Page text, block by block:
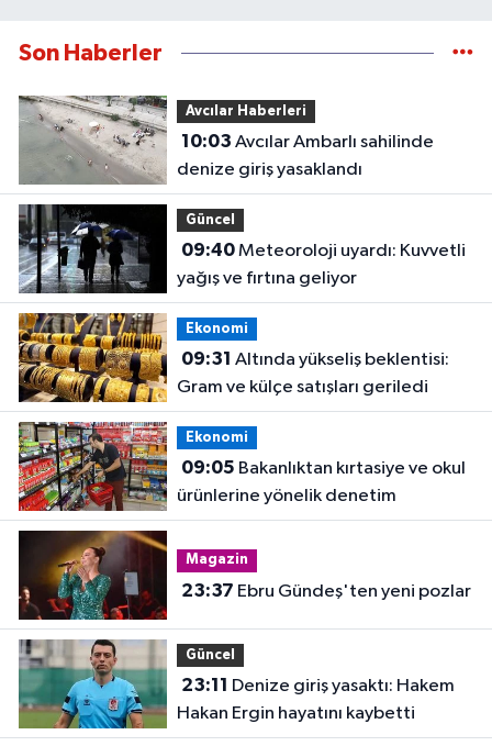
Son Haberler
Avcılar Haberleri
10:03
denize giriş yasaklandı
Güncel
09:40Meteoroloji uyardı: Kuvvetli
yağış ve fırtına geliyor
Ekonomi
09:31
Gram ve külçe satışları geriledi
Ekonomi
09:05
ürünlerine yönelik denetim
Magazin
23:37 Ebru Gündeş'ten yeni pozlar
Güncel
23:11
Hakan Ergin hayatını kaybetti